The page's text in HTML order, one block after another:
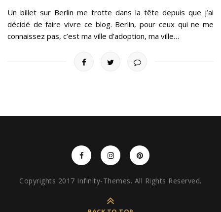
Un billet sur Berlin me trotte dans la tête depuis que j’ai
décidé de faire vivre ce blog. Berlin, pour ceux qui ne me
connaissez pas, c’est ma ville d’adoption, ma ville…
Copyrights 2017 Infinity-Themes. All Rights Reserved.